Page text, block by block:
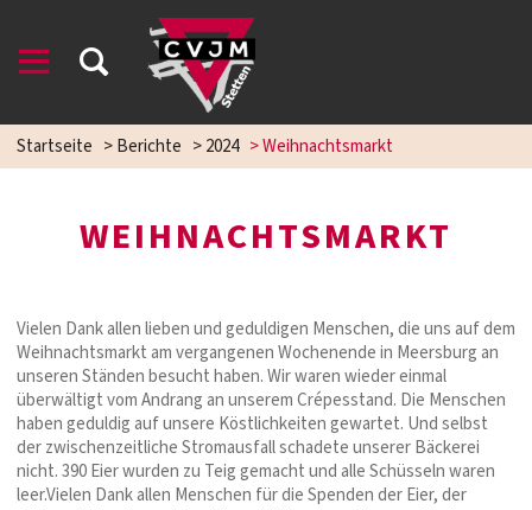
Startseite >Berichte >2024 >Weihnachtsmarkt
WEIHNACHTSMARKT
Vielen Dank allen lieben und geduldigen Menschen, die uns auf dem
Weihnachtsmarkt am vergangenen Wochenende in Meersburg an
unseren Ständen besucht haben. Wir waren wieder einmal
überwältigt vom Andrang an unserem Crépesstand. Die Menschen
haben geduldig auf unsere Köstlichkeiten gewartet. Und selbst
der zwischenzeitliche Stromausfall schadete unserer Bäckerei
nicht. 390 Eier wurden zu Teig gemacht und alle Schüsseln waren
leer.Vielen Dank allen Menschen für die Spenden der Eier, der